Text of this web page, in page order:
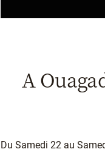
A
Du Samedi 22 au